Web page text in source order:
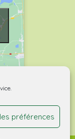
préférences